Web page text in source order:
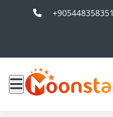
+905448358351